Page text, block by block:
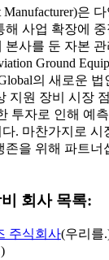
Manufacturer)은
해 사업 확장에
본사를 둔 자본
Ground
의 새로운 법
지원 장비 시장
투자로 인해 예
. 마찬가지로 시
존을 위해 파트너
회사 목록:
주식회사(우리를